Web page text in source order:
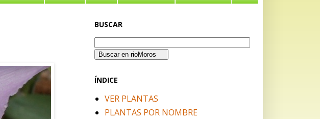
BUSCAR
ÍNDICE
VER PLANTAS
PLANTAS POR NOMBRE